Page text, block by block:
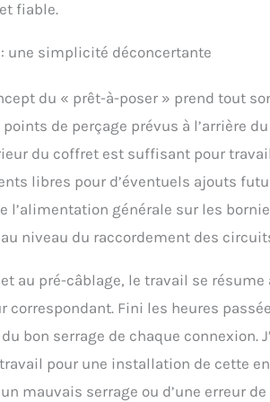
fiable.
une simplicité déconcertante
du « prêt-à-poser » prend tout
de perçage prévus à l’arrière
du coffret est suffisant pour
libres pour d’éventuels ajouts
l’alimentation générale sur les
niveau du raccordement des
au pré-câblage, le travail se
Fini les heures
bon serrage de chaque
pour une installation de cette
mauvais serrage ou d’une erreur